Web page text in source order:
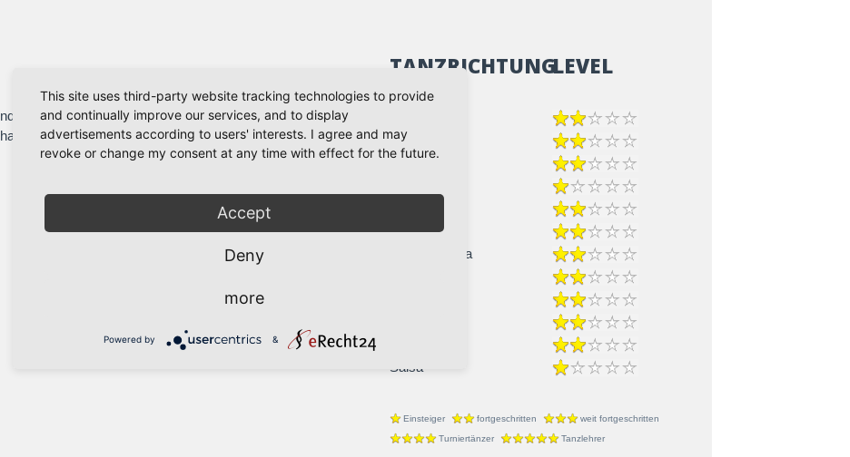
disocfox und ein bischen Salsa. Ich freue mich auf Dich
1-2 die Woche Zeit zum tanzen gerne auch zu einem
TANZRICHTUNG
Quickstepp
Slowfox
Latein
Cha-Cha-Cha
Salsa
LEVEL
Einsteiger fortgeschritten
weit fortgeschritten
Turniertänzer
Tanzlehrer
This site uses third-party website tracking technologies to provide
and continually improve our services, and to display
advertisements according to users' interests. I agree and may
revoke or change my consent at any time with effect for the future.
Accept
Deny
more
Powered by &